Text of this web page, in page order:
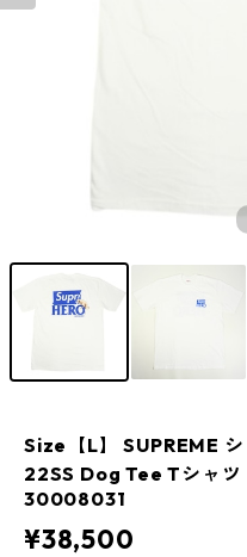
Size【L】 SUPREME
22SS Dog Tee Tシャツ
30008031
¥38,500